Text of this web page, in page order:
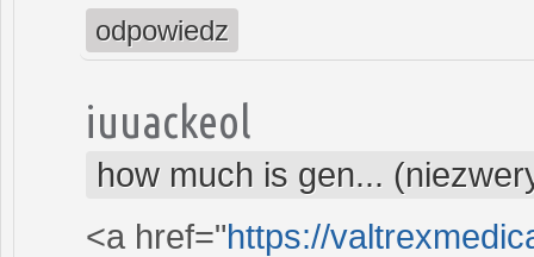
odpowiedz
iuuackeol
how much is gen...
<a href="https://